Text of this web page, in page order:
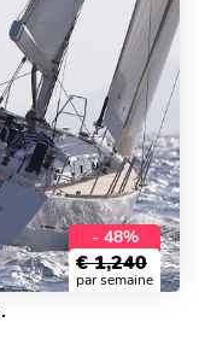
- 48%
€ 1,240
par semaine